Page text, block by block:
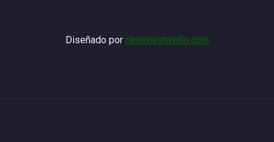
Diseñado por ramiroestavillo.com